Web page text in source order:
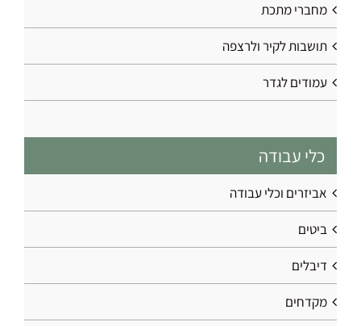
מחברי מתכת
תושבות לקיר ולרצפה
עמודים לגדר
כלי עבודה
אביזרים וכלי עבודה
ביטים
דיבלים
מקדחים